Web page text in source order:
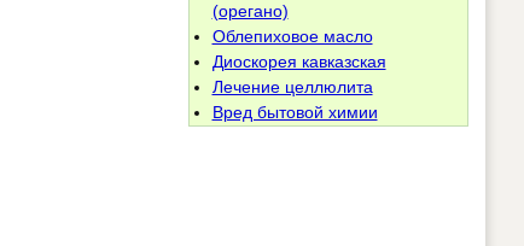
(орегано)
Облепиховое масло
Диоскорея кавказская
Лечение целлюлита
Вред бытовой химии